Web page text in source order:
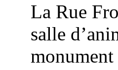
La Rue
salle